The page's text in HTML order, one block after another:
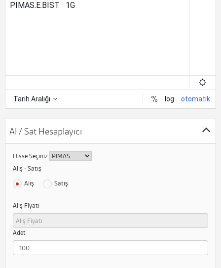
Al / Sat Hesaplayıcı
Hisse Seçiniz
Alış - Satış
Alış
Satış
Alış Fiyatı
Adet